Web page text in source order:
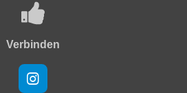
Verbinden
I